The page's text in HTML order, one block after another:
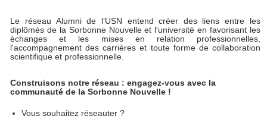
Le réseau Alumni de l’USN entend créer des liens entre les
diplômés de la Sorbonne Nouvelle et l'université en favorisant les
échanges et les mises en relation professionnelles,
l'accompagnement des carrières et toute forme de collaboration
scientifique et professionnelle.
Construisons notre réseau : engagez-vous avec la
communauté de la Sorbonne Nouvelle !
Vous souhaitez réseauter ?